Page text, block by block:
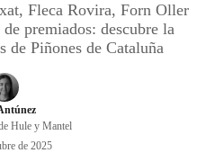
Fleca Rovira, Forn Oller
premiados: descubre la
de Piñones de Cataluña
Hule y Mantel
de 2025